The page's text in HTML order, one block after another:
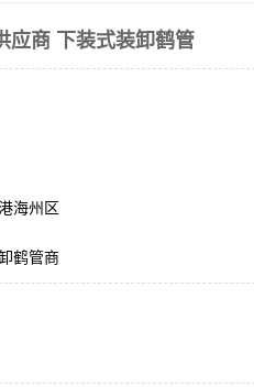
应商 下装式装卸鹤管
海州区
鹤管商